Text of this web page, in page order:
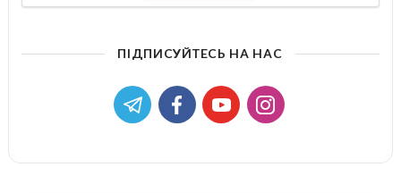
ПІДПИСУЙТЕСЬ НА НАС